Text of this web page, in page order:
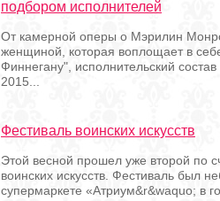
подбором исполнителей
От камерной оперы о Мэрилин
женщиной, которая воплощает в
Финнегану", исполнительский
2015...
Фестиваль воинских искусств
Этой весной прошел уже второй по
воинских искусств. Фестиваль был
супермаркете «Атриум&r&waquo; в